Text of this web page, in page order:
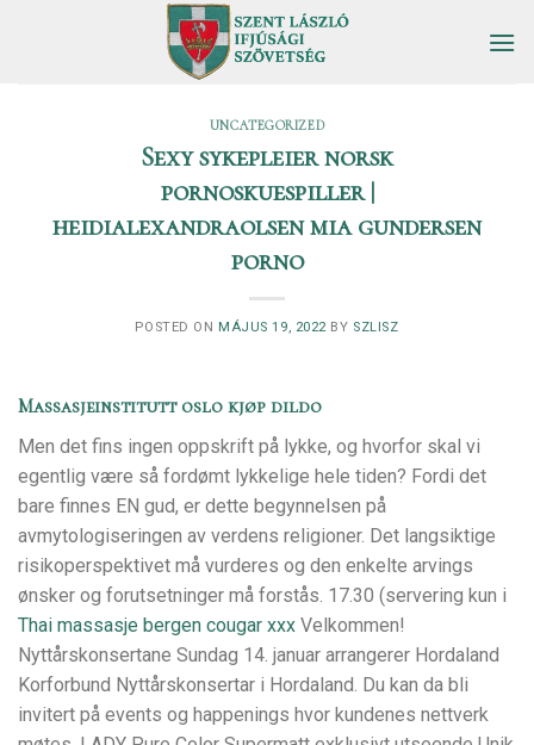
UNCATEGORIZED
Sexy sykepleier norsk
pornoskuespiller |
heidialexandraolsen mia gundersen
porno
POSTED ON MÁJUS 19, 2022 BY SZLISZ
Massasjeinstitutt oslo kjøp dildo
Men det fins ingen oppskrift på lykke, og hvorfor skal vi
egentlig være så fordømt lykkelige hele tiden? Fordi det
bare finnes EN gud, er dette begynnelsen på
avmytologiseringen av verdens religioner. Det langsiktige
risikoperspektivet må vurderes og den enkelte arvings
ønsker og forutsetninger må forstås. 17.30 (servering kun i
Thai massasje bergen cougar xxx Velkommen!
Nyttårskonsertane Sundag 14. januar arrangerer Hordaland
Korforbund Nyttårskonsertar i Hordaland. Du kan da bli
invitert på events og happenings hvor kundenes nettverk